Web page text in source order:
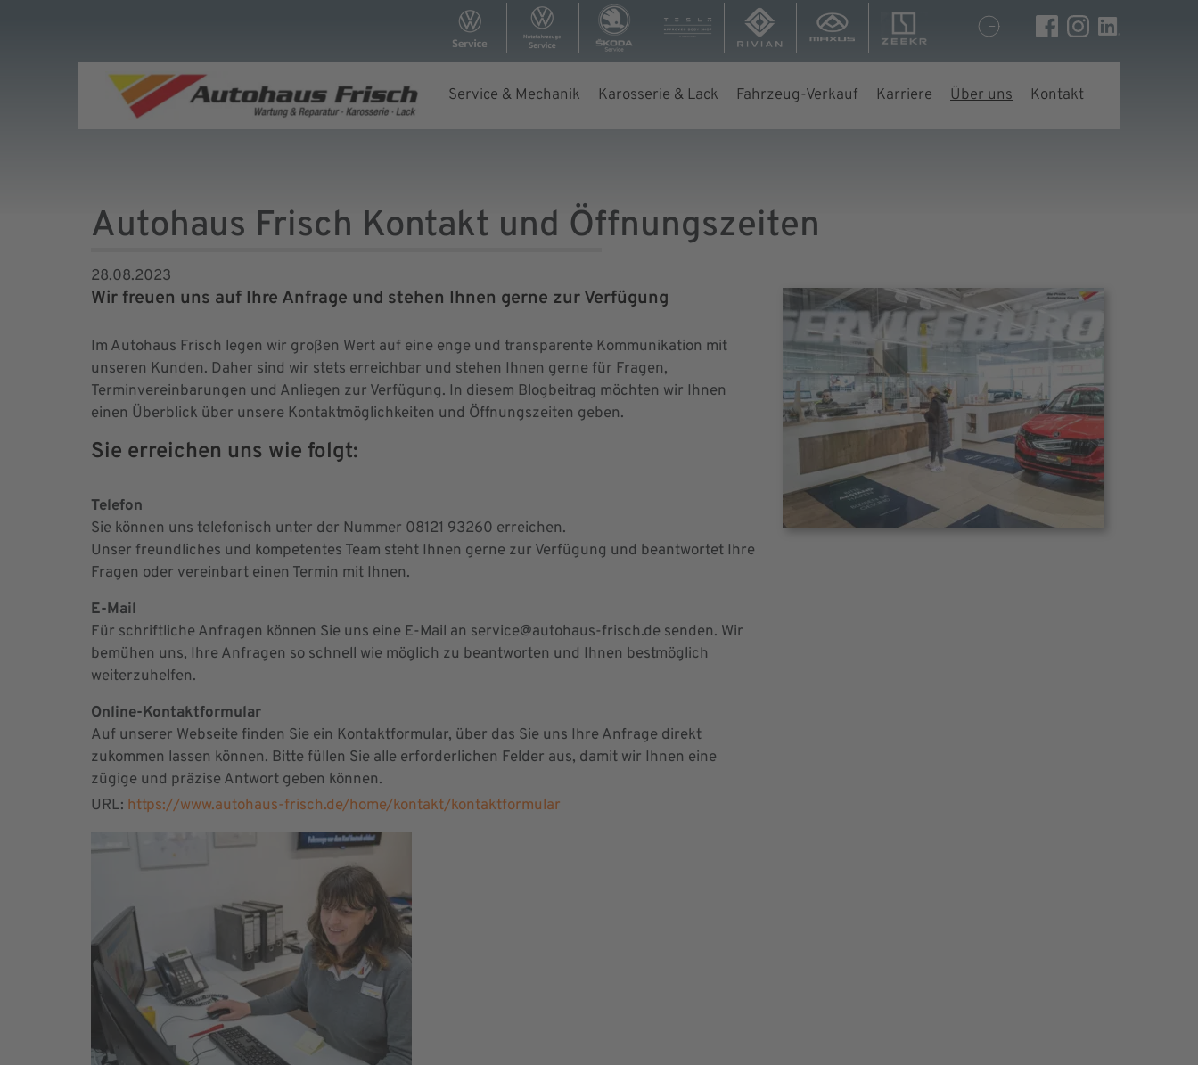
Service & Mechanik Karosserie & Lack Fahrzeug-Verkauf Karriere Über uns Kontakt
Autohaus Frisch Kontakt und Öffnungszeiten
28.08.2023
Wir freuen uns auf Ihre Anfrage und stehen Ihnen gerne zur Verfügung
Im Autohaus Frisch legen wir großen Wert auf eine enge und transparente Kommunikation mit
unseren Kunden. Daher sind wir stets erreichbar und stehen Ihnen gerne für Fragen,
Terminvereinbarungen und Anliegen zur Verfügung. In diesem Blogbeitrag möchten wir Ihnen
einen Überblick über unsere Kontaktmöglichkeiten und Öffnungszeiten geben.
Sie erreichen uns wie folgt:
Telefon
Sie können uns telefonisch unter der Nummer 08121 93260 erreichen.
Unser freundliches und kompetentes Team steht Ihnen gerne zur Verfügung und beantwortet Ihre
Fragen oder vereinbart einen Termin mit Ihnen.
E-Mail
Für schriftliche Anfragen können Sie uns eine E-Mail an service@autohaus-frisch.de senden. Wir
bemühen uns, Ihre Anfragen so schnell wie möglich zu beantworten und Ihnen bestmöglich
weiterzuhelfen.
Online-Kontaktformular
Auf unserer Webseite finden Sie ein Kontaktformular, über das Sie uns Ihre Anfrage direkt
zukommen lassen können. Bitte füllen Sie alle erforderlichen Felder aus, damit wir Ihnen eine
zügige und präzise Antwort geben können.
URL: https://www.autohaus-frisch.de/home/kontakt/kontaktformular